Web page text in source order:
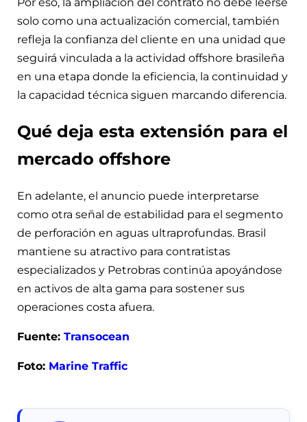
Por eso, la ampliación del contrato no debe leerse
solo como una actualización comercial, también
refleja la confianza del cliente en una unidad que
seguirá vinculada a la actividad offshore brasileña
en una etapa donde la eficiencia, la continuidad y
la capacidad técnica siguen marcando diferencia.
Qué deja esta extensión para el
mercado offshore
En adelante, el anuncio puede interpretarse
como otra señal de estabilidad para el segmento
de perforación en aguas ultraprofundas. Brasil
mantiene su atractivo para contratistas
especializados y Petrobras continúa apoyándose
en activos de alta gama para sostener sus
operaciones costa afuera.
Fuente: Transocean
Foto: Marine Traffic